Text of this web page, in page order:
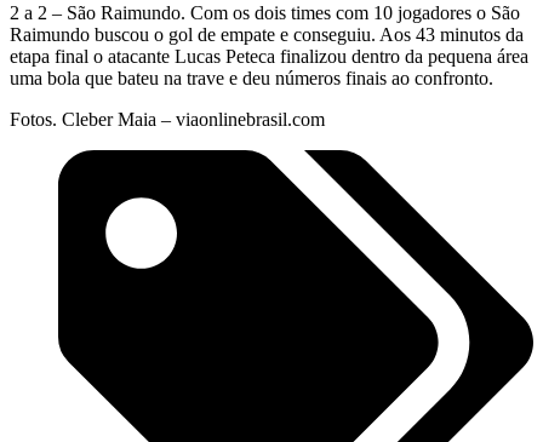
2 a 2 – São Raimundo. Com os dois times com 10 jogadores o São
Raimundo buscou o gol de empate e conseguiu. Aos 43 minutos da
etapa final o atacante Lucas Peteca finalizou dentro da pequena área
uma bola que bateu na trave e deu números finais ao confronto.
Fotos. Cleber Maia – viaonlinebrasil.com